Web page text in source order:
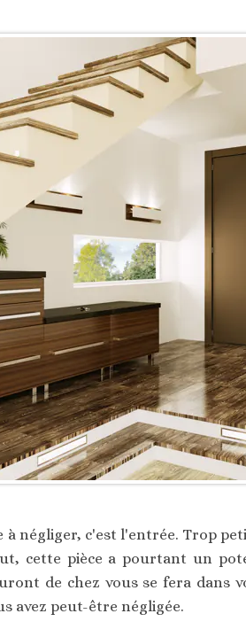
à négliger, c'est l'entrée. Trop
cette pièce a pourtant un
de chez vous se fera dans
avez peut-être négligée.